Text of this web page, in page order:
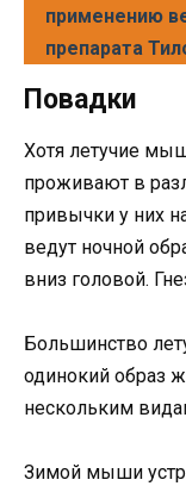
применению
препарата
Повадки
Хотя летучие
проживают в
привычки у них
ведут ночной
вниз головой.
Большинство
одинокий образ
нескольким
Зимой мыши